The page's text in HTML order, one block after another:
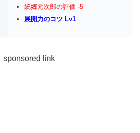
統郷元次郎の評価 -5
展開力のコツ Lv1
sponsored link